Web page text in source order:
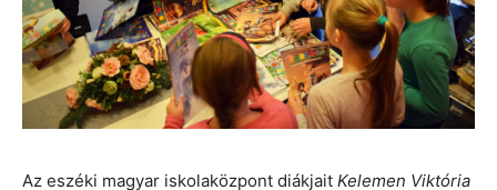
Az eszéki magyar iskolaközpont diákjait Kelemen Viktória